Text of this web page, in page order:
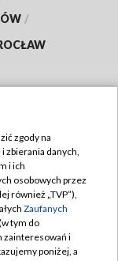
/
zgody na
zbierania danych,
i ich
osobowych przez
również „TVP”),
Zaufanych
tym do
zainteresowań i
poniżej, a